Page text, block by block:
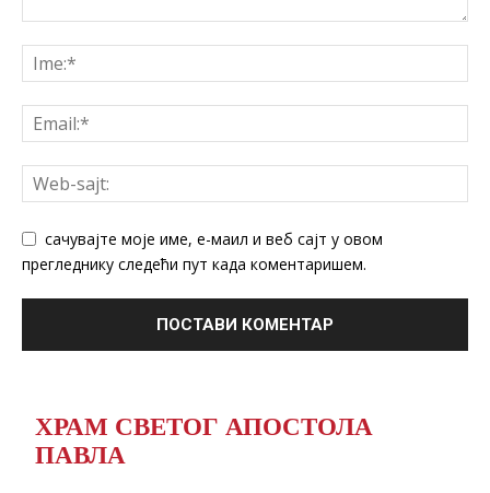
сачувајте моје име, е-маил и веб сајт у овом
прегледнику следећи пут када коментаришем.
ХРАМ СВЕТОГ АПОСТОЛА
ПАВЛА